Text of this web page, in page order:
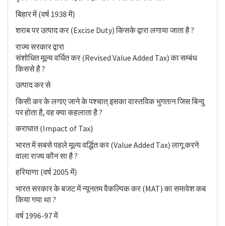
बिहार में (वर्ष 1938 में)
शराब पर उत्पाद कर (Excise Duty) किसके द्वारा लगाया जाता है ?
राज्य सरकार द्वारा
संशोधित मूल्य वर्धित कर (Revised Value Added Tax) का सम्बंध
किससे है ?
उत्पाद कर से
किसी कर के लगाए जाने के पश्चात् इसका वास्तविक भुगतान जिस बिन्दु
पर होता है, वह क्या कहलाता है ?
कराघात (Impact of Tax)
भारत में सबसे पहले मूल्य वर्द्धित कर (Value Added Tax) लागू करने
वाला राज्य कौन सा है ?
हरियाणा (वर्ष 2005 में)
भारत सरकार के बजट में न्यूनतम वैकल्पिक कर (MAT) का समावेश कब
किया गया था ?
वर्ष 1996-97 में